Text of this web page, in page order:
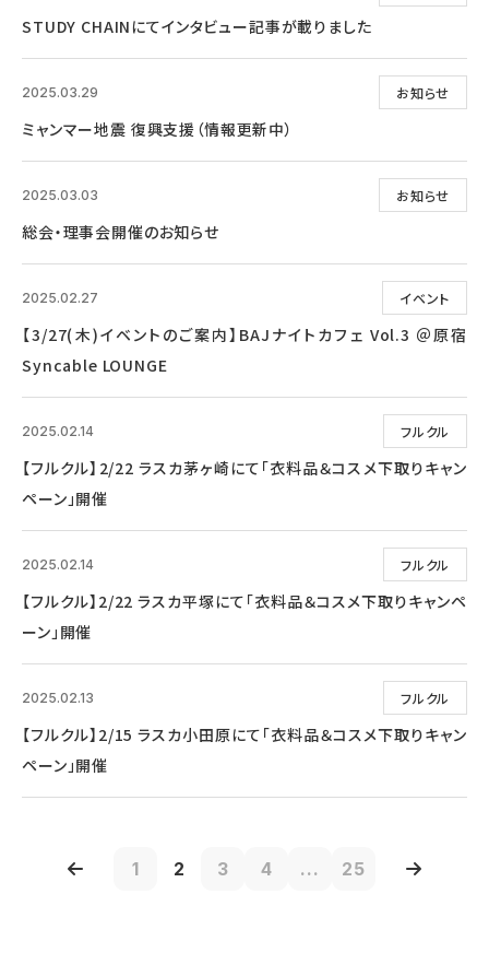
STUDY CHAINにてインタビュー記事が載りました
お知らせ
2025.03.29
ミャンマー地震 復興支援（情報更新中）
お知らせ
2025.03.03
総会・理事会開催のお知らせ
イベント
2025.02.27
【3/27(木)イベントのご案内】BAJナイトカフェ Vol.3 ＠原宿
Syncable LOUNGE
フルクル
2025.02.14
【フルクル】2/22 ラスカ茅ヶ崎にて「衣料品＆コスメ下取りキャン
ペーン」開催
フルクル
2025.02.14
【フルクル】2/22 ラスカ平塚にて「衣料品＆コスメ下取りキャンペ
ーン」開催
フルクル
2025.02.13
【フルクル】2/15 ラスカ小田原にて「衣料品＆コスメ下取りキャン
ペーン」開催
1 2 3 4 ... 25